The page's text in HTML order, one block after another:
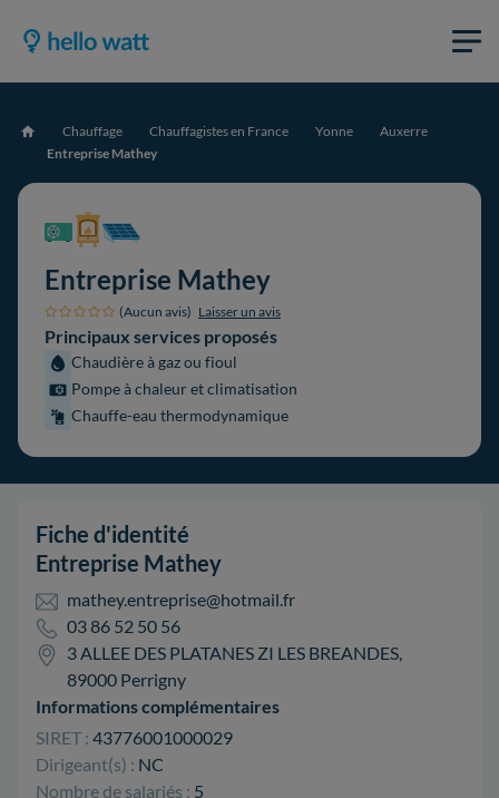
Accueil Chauffage Chauffagistes en France Yonne
Auxerre
Entreprise Mathey
Entreprise Mathey
(Aucun avis) Laisser un avis
Principaux services proposés
Chaudière à gaz ou fioul
Pompe à chaleur et climatisation
Chauffe-eau thermodynamique
Fiche d'identité
Entreprise Mathey
mathey.entreprise@hotmail.fr
03 86 52 50 56
3 ALLEE DES PLATANES ZI LES BREANDES,
89000 Perrigny
Informations complémentaires
SIRET : 43776001000029
Dirigeant(s) : NC
Nombre de salariés : 5